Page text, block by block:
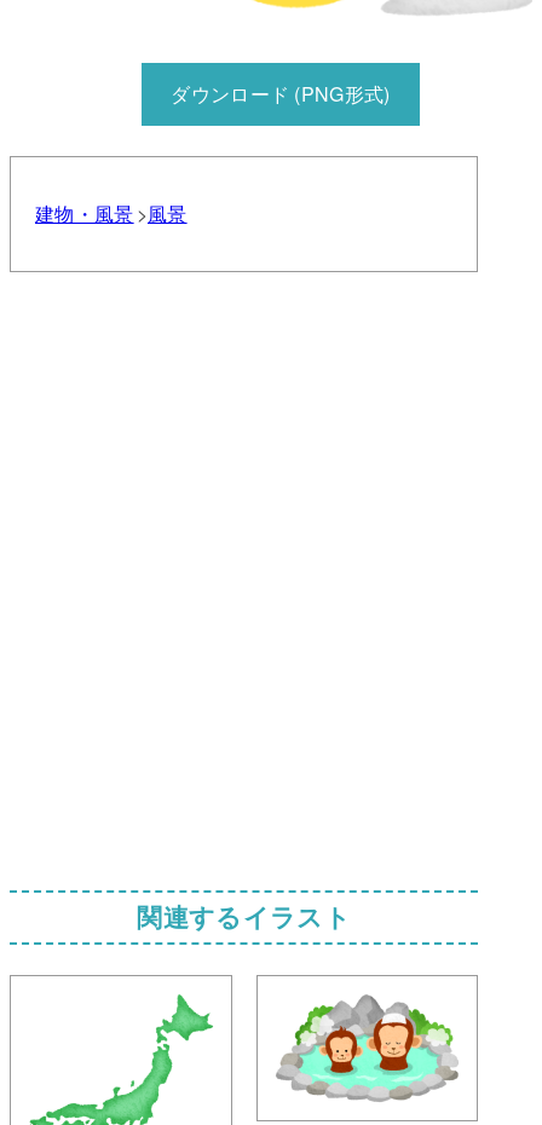
ダウンロード (PNG形式)
建物・風景 風景
関連するイラスト